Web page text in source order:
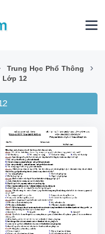
Trung Học Phổ Thông ›
Lớp 12